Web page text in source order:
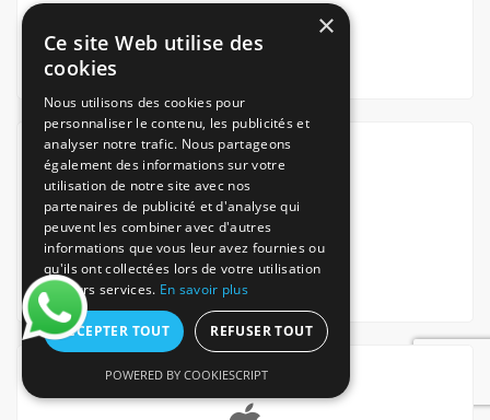
Via Messenger
Via Whatsapp
×
Ce site Web utilise des
cookies
Nous utilisons des cookies pour
personnaliser le contenu, les publicités et
analyser notre trafic. Nous partageons
également des informations sur votre
utilisation de notre site avec nos
partenaires de publicité et d'analyse qui
peuvent les combiner avec d'autres
informations que vous leur avez fournies ou
qu'ils ont collectées lors de votre utilisation
de leurs services. En savoir plus
ACCEPTER TOUT REFUSER TOUT
POWERED BY COOKIESCRIPT